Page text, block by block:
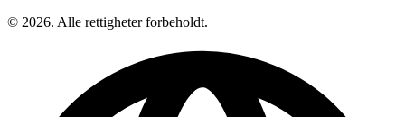
© 2026. Alle rettigheter forbeholdt.